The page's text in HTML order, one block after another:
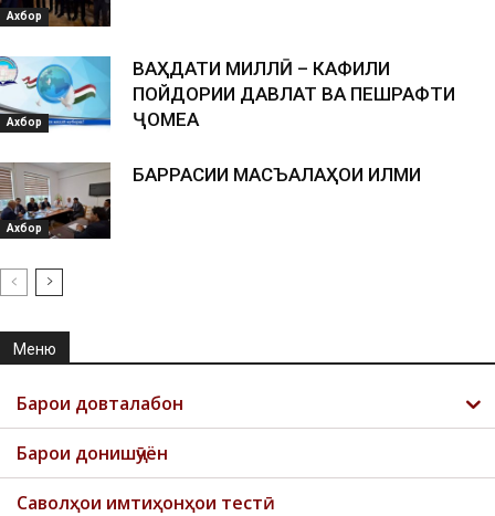
Ахбор
Ахбор
ВАҲДАТИ МИЛЛӢ – КАФИЛИ
ПОЙДОРИИ ДАВЛАТ ВА ПЕШРАФТИ
ҶОМЕА
Ахбор
БАРРАСИИ МАСЪАЛАҲОИ ИЛМИ
Меню
Барои довталабон
Барои донишҷӯён
Саволҳои имтиҳонҳои тестӣ